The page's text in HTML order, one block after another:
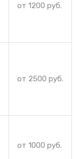
от 1200 руб.
от 2500 руб.
от 1000 руб.